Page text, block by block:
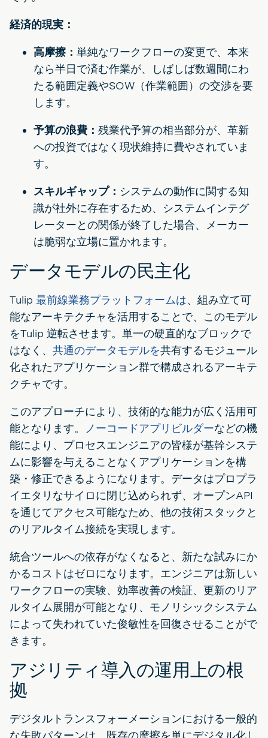
経済的現実：
高摩擦： 単純なワークフローの変更で、本来
なら半日で済む作業が、しばしば数週間にわ
たる範囲定義やSOW（作業範囲）の交渉を要
します。
予算の浪費： 残業代予算の相当部分が、革新
への投資ではなく現状維持に費やされていま
す。
スキルギャップ： システムの動作に関する知
識が社外に存在するため、システムインテグ
レーターとの関係が終了した場合、メーカー
は脆弱な立場に置かれます。
データモデルの民主化
Tulip 最前線業務プラットフォームは、組み立て可
能なアーキテクチャを活用することで、このモデル
をTulip 逆転させます。単一の硬直的なブロックで
はなく、 共通のデータモデルを共有するモジュール
化されたアプリケーション群で構成されるアーキテ
クチャです。
このアプローチにより、技術的な能力が広く活用可
能となります。
ノーコードアプリビルダーなどの機
能により、プロセスエンジニアの皆様が基幹システ
ムに影響を与えることなくアプリケーションを構
築・修正できるようになります。データはプロプラ
イエタリなサイロに閉じ込められず、オープンAPI
を通じてアクセス可能なため、他の技術スタックと
のリアルタイム接続を実現します。
統合ツールへの依存がなくなると、新たな試みにか
かるコストはゼロになります。エンジニアは新しい
ワークフローの実験、効率改善の検証、更新のリア
ルタイム展開が可能となり、モノリシックシステム
によって失われていた俊敏性を回復させることがで
きます。
アジリティ導入の運用上の根
拠
デジタルトランスフォーメーションにおける一般的
な失敗パターンは、既存の摩擦を単にデジタル化し